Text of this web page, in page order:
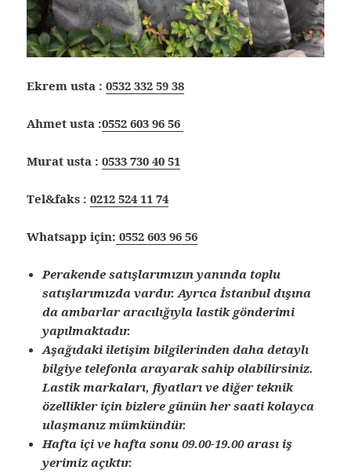
Ekrem usta :0532 332 59 38
Ahmet usta :0552 603 96 56
Murat usta :0533 730 40 51
Tel&faks :0212 524 11 74
Whatsapp için: 0552 603 96 56
Perakende satışlarımızın yanında toplu
satışlarımızda vardır. Ayrıca İstanbul dışına
da ambarlar aracılığıyla lastik gönderimi
yapılmaktadır.
Aşağıdaki iletişim bilgilerinden daha detaylı
bilgiye telefonla arayarak sahip olabilirsiniz.
Lastik markaları, fiyatları ve diğer teknik
özellikler için bizlere günün her saati kolayca
ulaşmanız mümkündür.
Hafta içi ve hafta sonu 09.00-19.00 arası iş
yerimiz açıktır.